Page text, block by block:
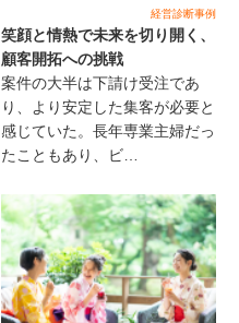
経営診断事例
笑顔と情熱で未来を切り開く、
顧客開拓への挑戦
案件の大半は下請け受注であ
り、より安定した集客が必要と
感じていた。長年専業主婦だっ
たこともあり、ビ…